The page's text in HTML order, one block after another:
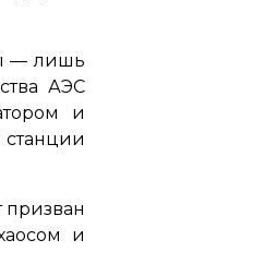
— лишь
АЭС
и
станции
призван
и